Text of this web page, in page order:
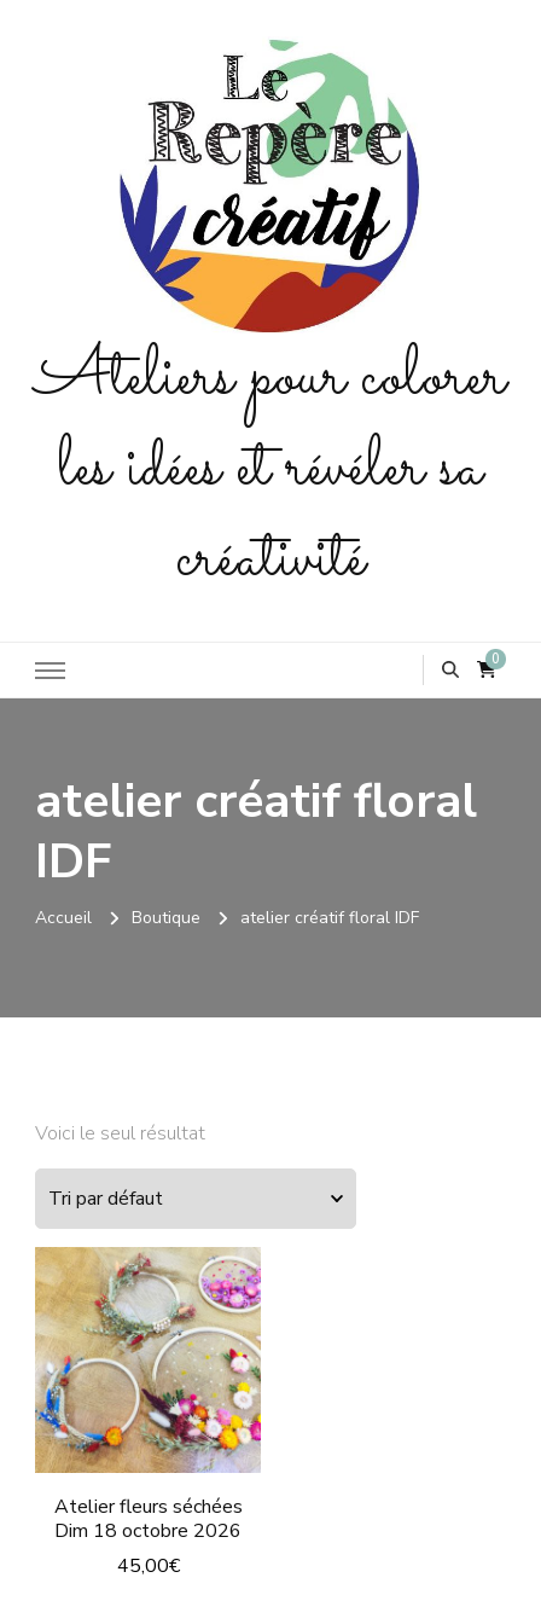
Ateliers pour colorer
les idées et révéler sa
créativité
0
atelier créatif floral
IDF
Accueil Boutique atelier créatif floral IDF
Voici le seul résultat
Atelier fleurs séchées
Dim 18 octobre 2026
45,00€